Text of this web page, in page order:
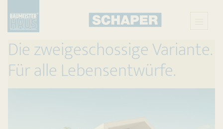
Die zweigeschossige Variante.
Für alle Lebensentwürfe.